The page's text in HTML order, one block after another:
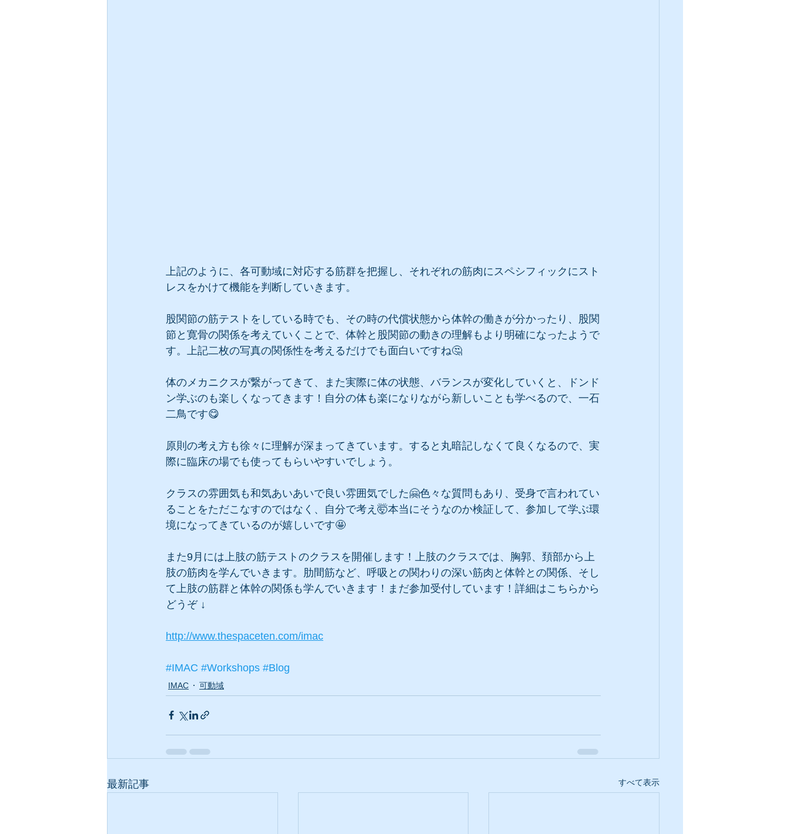
上記のように、各可動域に対応する筋群を把握し、それぞれの筋肉にスペシフィックにスト
レスをかけて機能を判断していきます。
股関節の筋テストをしている時でも、その時の代償状態から体幹の働きが分かったり、股関
節と寛骨の関係を考えていくことで、体幹と股関節の動きの理解もより明確になったようで
す。上記二枚の写真の関係性を考えるだけでも面白いですね🤔
体のメカニクスが繋がってきて、また実際に体の状態、バランスが変化していくと、ドンド
ン学ぶのも楽しくなってきます！自分の体も楽になりながら新しいことも学べるので、一石
二鳥です😋
原則の考え方も徐々に理解が深まってきています。すると丸暗記しなくて良くなるので、実
際に臨床の場でも使ってもらいやすいでしょう。
クラスの雰囲気も和気あいあいで良い雰囲気でした🤗色々な質問もあり、受身で言われてい
ることをただこなすのではなく、自分で考え🤯本当にそうなのか検証して、参加して学ぶ環
境になってきているのが嬉しいです🤩
また9月には上肢の筋テストのクラスを開催します！上肢のクラスでは、胸郭、頚部から上
肢の筋肉を学んでいきます。肋間筋など、呼吸との関わりの深い筋肉と体幹との関係、そし
て上肢の筋群と体幹の関係も学んでいきます！まだ参加受付しています！詳細はこちらから
どうぞ ↓
http://www.thespaceten.com/imac
#IMAC #Workshops #Blog
IMAC 可動域
最新記事 すべて表示